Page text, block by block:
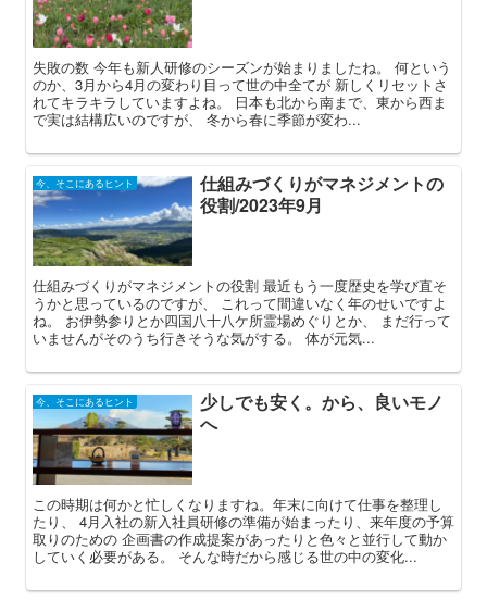
失敗の数 今年も新人研修のシーズンが始まりましたね。 何という
のか、3月から4月の変わり目って世の中全てが 新しくリセットさ
れてキラキラしていますよね。 日本も北から南まで、東から西ま
で実は結構広いのですが、 冬から春に季節が変わ...
今、そこにあるヒント
仕組みづくりがマネジメントの
役割/2023年9月
仕組みづくりがマネジメントの役割 最近もう一度歴史を学び直そ
うかと思っているのですが、 これって間違いなく年のせいですよ
ね。 お伊勢参りとか四国八十八ケ所霊場めぐりとか、 まだ行って
いませんがそのうち行きそうな気がする。 体が元気...
今、そこにあるヒント
少しでも安く。から、良いモノ
へ
この時期は何かと忙しくなりますね。年末に向けて仕事を整理し
たり、 4月入社の新入社員研修の準備が始まったり、来年度の予算
取りのための 企画書の作成提案があったりと色々と並行して動か
していく必要がある。 そんな時だから感じる世の中の変化...